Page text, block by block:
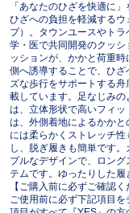
「あなたのひざを快適に
ひざへの負担を軽減する
プ）。タウンユースやト
学・医で共同開発のクッ
ッションが、かかと荷重
側へ誘導することで、ひ
ズな歩行をサポートする
載しています。足なじみ
は、立体形状で高いフィッ
は、外側着地によるかか
には柔らかくストレッチ
し、脱ぎ履きも簡単です
プルなデザインで、ロン
テムです。ゆったりした履
【ご購入前に必ずご確認く
ご使用前に必ず下記項目を